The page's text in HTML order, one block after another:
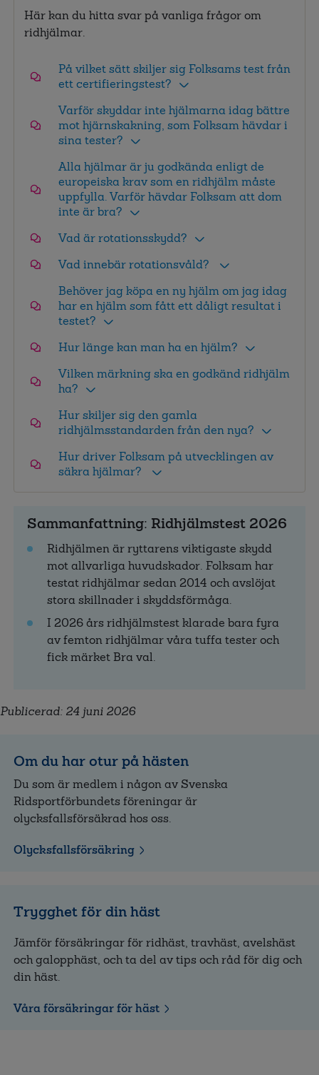
Här kan du hitta svar på vanliga frågor om
ridhjälmar.
På vilket sätt skiljer sig Folksams test från
ett certifieringstest?
Varför skyddar inte hjälmarna idag bättre
mot hjärnskakning, som Folksam hävdar i
sina tester?
Alla hjälmar är ju godkända enligt de
europeiska krav som en ridhjälm måste
uppfylla. Varför hävdar Folksam att dom
inte är bra?
Vad är rotationsskydd?
Vad innebär rotationsvåld?
Behöver jag köpa en ny hjälm om jag idag
har en hjälm som fått ett dåligt resultat i
testet?
Hur länge kan man ha en hjälm?
Vilken märkning ska en godkänd ridhjälm
ha?
Hur skiljer sig den gamla
ridhjälmsstandarden från den nya?
Hur driver Folksam på utvecklingen av
säkra hjälmar?
Sammanfattning: Ridhjälmstest 2026
Ridhjälmen är ryttarens viktigaste skydd
mot allvarliga huvudskador. Folksam har
testat ridhjälmar sedan 2014 och avslöjat
stora skillnader i skyddsförmåga.
I 2026 års ridhjälmstest klarade bara fyra
av femton ridhjälmar våra tuffa tester och
fick märket Bra val.
Publicerad: 24 juni 2026
Om du har otur på hästen
Du som är medlem i någon av Svenska
Ridsportförbundets föreningar är
olycksfallsförsäkrad hos oss.
Olycksfallsförsäkring
Trygghet för din häst
Jämför försäkringar för ridhäst, travhäst, avelshäst
och galopphäst, och ta del av tips och råd för dig och
din häst.
Våra försäkringar för häst